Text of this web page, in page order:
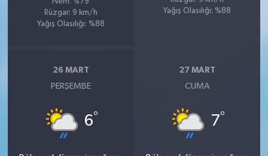
Nem: %79
Rüzgar: 9 km/h
Yağış Olasılığı: %88
Yağış Olasılığı: %88
26 MART
PERŞEMBE
6°
27 MART
CUMA
7°